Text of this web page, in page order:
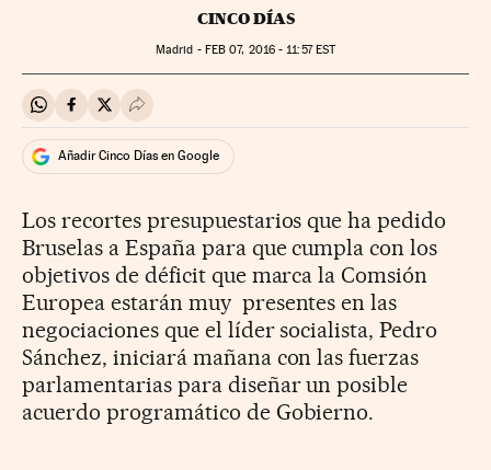
CINCO DÍAS
Madrid - FEB 07, 2016 - 11:57EST
Compartir en Whatsapp
Compartir en Facebook
Compartir en Twitter
Desplegar Redes Sociales
Añadir Cinco Días en Google
Los recortes presupuestarios que ha pedido
Bruselas a España para que cumpla con los
objetivos de déficit que marca la Comsión
Europea estarán muy presentes en las
negociaciones que el líder socialista, Pedro
Sánchez, iniciará mañana con las fuerzas
parlamentarias para diseñar un posible
acuerdo programático de Gobierno.